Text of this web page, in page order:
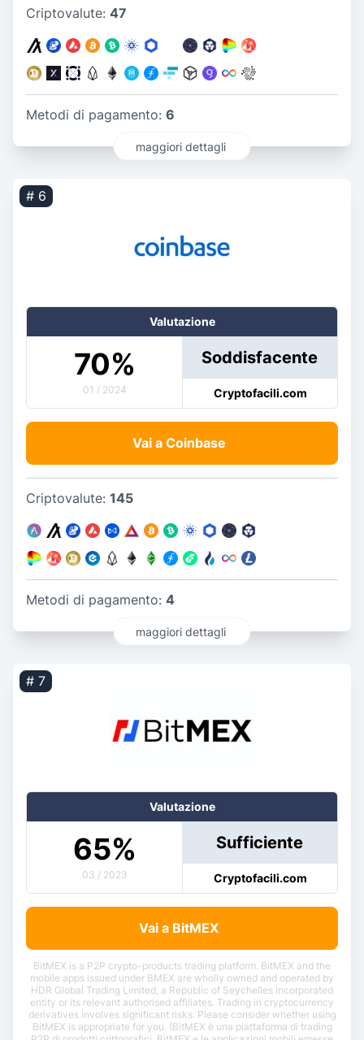
Criptovalute: 47
Metodi di pagamento: 6
maggiori dettagli
# 6
Valutazione
70%
01 / 2024
Soddisfacente
Cryptofacili.com
Vai a Coinbase
Criptovalute: 145
Metodi di pagamento: 4
maggiori dettagli
# 7
Valutazione
65%
03 / 2023
Sufficiente
Cryptofacili.com
Vai a BitMEX
BitMEX is a P2P crypto-products trading platform. BitMEX and the
mobile apps issued under BMEX are wholly owned and operated by
HDR Global Trading Limited, a Republic of Seychelles incorporated
entity or its relevant authorised affiliates. Trading in cryptocurrency
derivatives involves significant risks. Please consider whether using
BitMEX is appropriate for you. (BitMEX è una piattaforma di trading